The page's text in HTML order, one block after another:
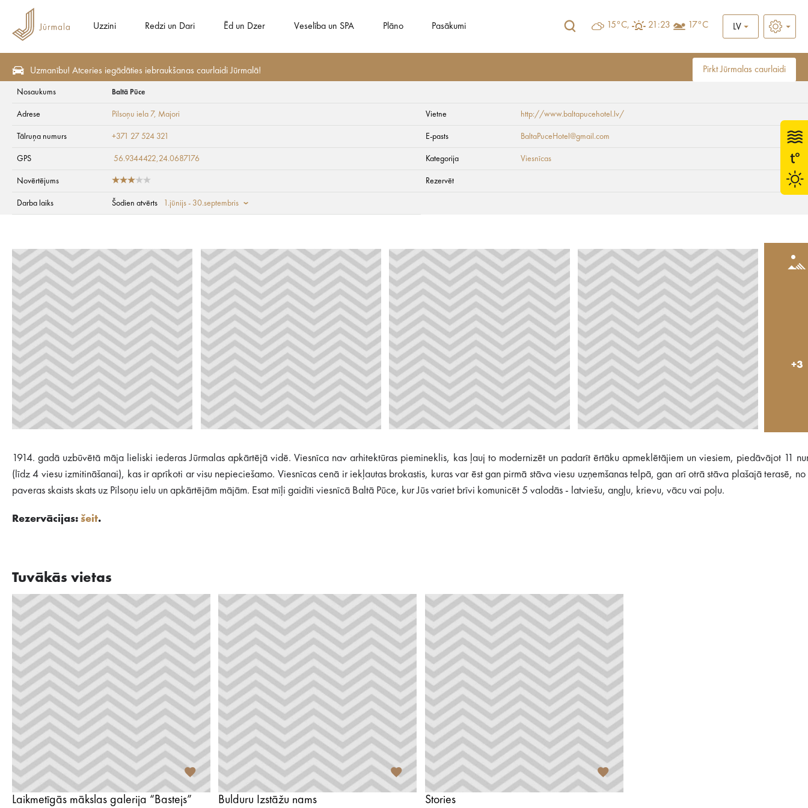
Uzzini Redzi un Dari Ēd un Dzer Veselība un SPA Plāno Pasākumi 15°C, 21:23 17°C LV
Uzmanību! Atceries iegādāties iebraukšanas caurlaidi Jūrmalā! Pirkt Jūrmalas caurlaidi
Baltā Pūce
Nosaukums Baltā Pūce
Adrese Pilsoņu iela 7, Majori Vietne http://www.baltapucehotel.lv/
Tālruņa numurs +371 27 524 321 E-pasts BaltaPuceHotel@gmail.com
GPS 56.9344422,24.0687176 Kategorija Viesnīcas
Novērtējums Rezervēt
Darba laiks Šodien atvērts 1.jūnijs - 30.septembris
+3
1914. gadā uzbūvētā māja lieliski iederas Jūrmalas apkārtējā vidē. Viesnīca nav arhitektūras piemineklis, kas ļauj to modernizēt un padarīt ērtāku apmeklētājiem un viesiem, piedāvājot 11
(līdz 4 viesu izmitināšanai), kas ir aprīkoti ar visu nepieciešamo. Viesnīcas cenā ir iekļautas brokastis, kuras var ēst gan pirmā stāva viesu uzņemšanas telpā, gan arī otrā stāva plašajā terasē, no
paveras skaists skats uz Pilsoņu ielu un apkārtējām mājām. Esat mīļi gaidīti viesnīcā Baltā Pūce, kur Jūs variet brīvi komunicēt 5 valodās - latviešu, angļu, krievu, vācu vai poļu.
Rezervācijas: šeit.
Tuvākās vietas
Laikmetīgās mākslas galerija “Bastejs” Bulduru Izstāžu nams Stories